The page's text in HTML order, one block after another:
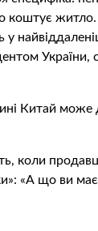
коштує
у
України,
Китай
коли
«А що ви